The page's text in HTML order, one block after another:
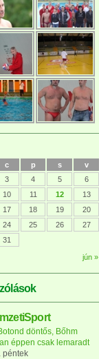
c p s v
jún »
3 4 5
6
10 11 12
13
17 18 19
20
24 25 26
27
31
döntős, Bőhm
éppen csak lemaradt
péntek